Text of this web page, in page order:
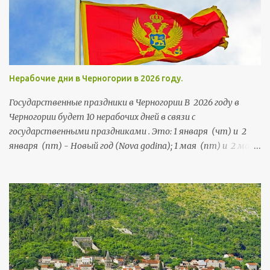
многим мечетям есть чем похвастаться и удивить своих
Нерабочие дни в Черногории в 2026 году.
Государственные праздники в Черногории В 2026 году в
Черногории будет 10 нерабочих дней в связи с
государственными праздниками . Это: 1 января (чт) и 2
января (пт) - Новый год (Nova godina); 1 мая (пт) и 2 мая
и 14 июля (вт) - День государственности (Dan državnosti);
13 ноября (пт) и 14 ноября (сб) - Негошев день (Njegošev
dan), праздник черногорской культуры .